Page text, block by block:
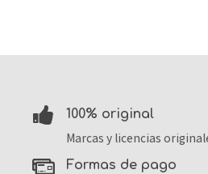
100% original
Marcas y licencias
formas de pago